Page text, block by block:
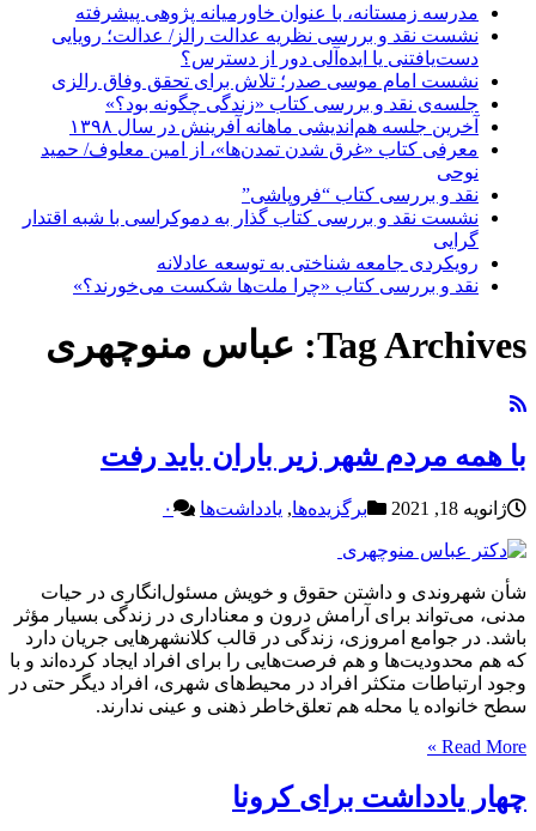
مدرسه زمستانه، با عنوان خاورمیانه پژوهی پیشرفته
نشست نقد و بررسی نظریه عدالت رالز/ عدالت؛ رویایی
دست‌یافتنی یا ایده‌آلی دور از دسترس؟
نشست امام موسی صدر؛ تلاش برای تحقق وفاق رالزی
جلسه‌ی نقد و بررسی کتاب «زندگی چگونه بود؟»
آخرین جلسه هم‌اندیشی ماهانه آفرینش در سال ۱۳۹۸
معرفی کتاب «غرق شدن تمدن‌ها»، از امین معلوف/ حمید
نوحی
نقد و بررسی کتاب “فروپاشی”
نشست نقد و بررسی کتاب گذار به دموکراسی با شبه اقتدار
گرایی
رویکردی جامعه شناختی به توسعه عادلانه
نقد و بررسی کتاب «چرا ملت‌ها شکست می‌خورند؟»
Tag Archives: عباس منوچهری
با همه مردم شهر زیر باران باید رفت
ژانویه 18, 2021 برگزیده‌ها, یادداشت‌ها ۰
شأن شهروندی و داشتن حقوق و خویش مسئول‌انگاری در حیات
مدنی، می‌تواند برای آرامش درون و معناداری در زندگی بسیار مؤثر
باشد. در جوامع امروزی، زندگی در قالب کلانشهرهایی جریان دارد
که هم محدودیت‌ها و هم فرصت‌هایی را برای افراد ایجاد کرده‌اند و با
وجود ارتباطات متکثر افراد در محیط‌های شهری، افراد دیگر حتی در
سطح خانواده یا محله هم تعلق‌خاطر ذهنی و عینی ندارند.
Read More »
چهار یادداشت برای کرونا